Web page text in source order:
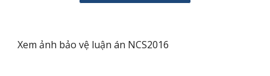
Xem ảnh bảo vệ luận án NCS2016